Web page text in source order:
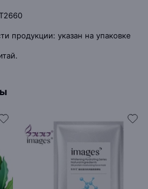
продукции: указан на упаковке